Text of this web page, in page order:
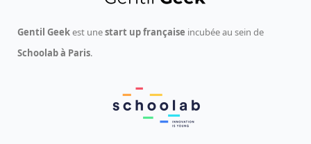
Gentil Geekest unestart up française incubée au sein de
Schoolab à Paris.